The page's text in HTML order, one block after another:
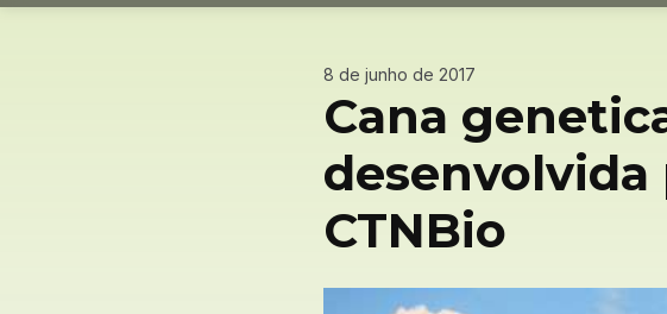
8 de junho de 2017
Cana
desenvolvida
CTNBio